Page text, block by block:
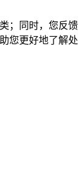
；同时，您反馈
您更好地了解处